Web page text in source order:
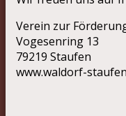
Verein zur
Vogesenring 13
79219 Staufen
www.waldorf-